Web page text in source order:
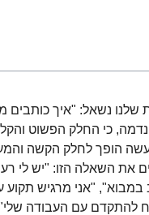
שלנו נשאל: "איך כותבים
נדמה, כי החלק הפשוט
הופך לחלק הקשה
את השאלה הזו: "יש לי
במבוא", "אני מרגיש
להתקדם עם העבודה